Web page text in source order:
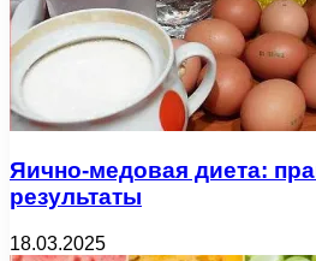
Яично-медовая диета:
результаты
18.03.2025